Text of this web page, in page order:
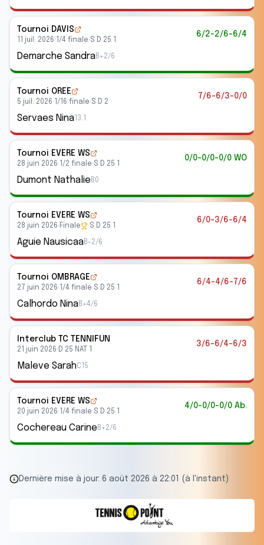
Tournoi DAVIS
11 juil. 2026· 1/4 finale·S D 25 1
6/2-2/6-6/4
Demarche SandraB+2/6
Tournoi OREE
5 juil. 2026· 1/16 finale·S D 2
7/6-6/3-0/0
Servaes Nina 13.1
Tournoi EVERE WS
28 juin 2026· 1/2 finale·S D 25 1
0/0-0/0-0/0 WO
Dumont Nathalie B0
Tournoi EVERE WS
28 juin 2026· Finale ·S D 25 1
6/0-3/6-6/4
Aguie NausicaaB-2/6
Tournoi OMBRAGE
27 juin 2026· 1/4 finale·S D 25 1
6/4-4/6-7/6
Calhordo NinaB+4/6
Interclub TC TENNIFUN
21 juin 2026· D 25 NAT 1
3/6-6/4-6/3
Maleve SarahC15
Tournoi EVERE WS
20 juin 2026· 1/4 finale·S D 25 1
4/0-0/0-0/0 Ab.
Cochereau Carine B+2/6
Dernière mise à jour: 6 août 2026 à 22:01 (à l'instant)